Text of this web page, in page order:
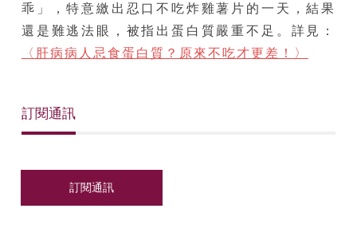
乖」，特意繳出忍口不吃炸雞薯片的一天，結果
還是難逃法眼，被指出蛋白質嚴重不足。詳見：
〈肝病病人忌食蛋白質？原來不吃才更差！〉
訂閱通訊